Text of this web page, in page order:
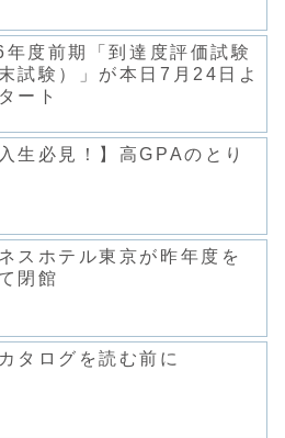
度前期「到達度評価試験
末試験）」が本日7月24日よ
ート
入生必見！】高GPAのとり
スホテル東京が昨年度を
閉館
タログを読む前に